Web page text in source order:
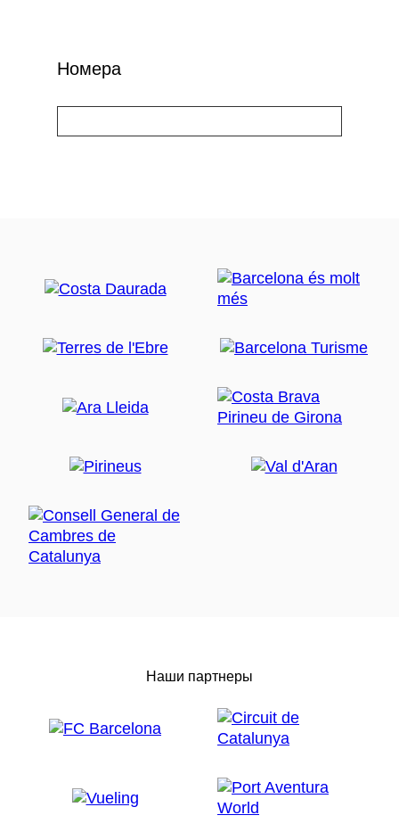
Номера
Наши партнеры